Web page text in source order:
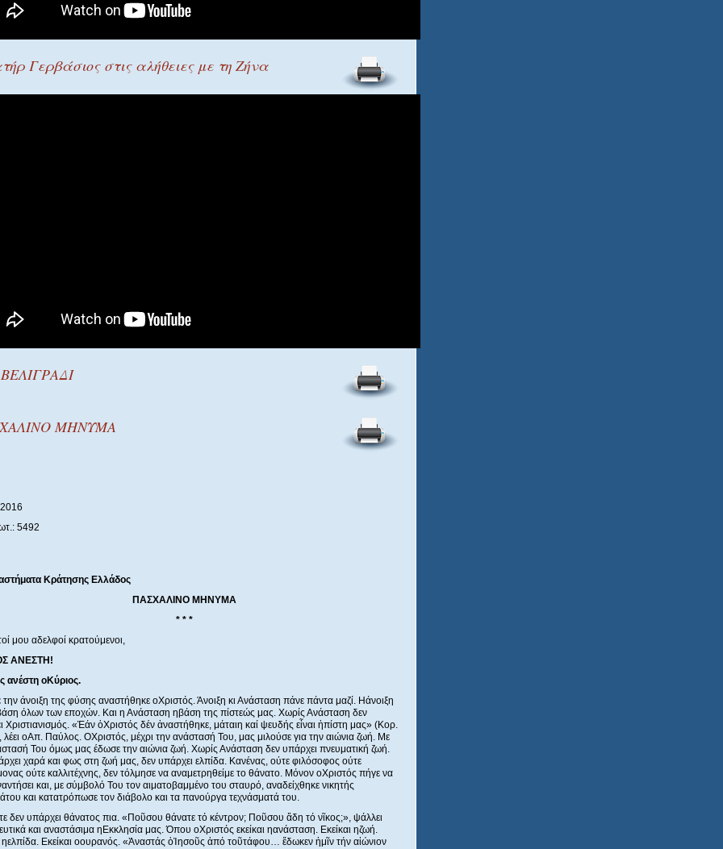
Γερβάσιος στις αλήθειες με τη Ζήνα
ΜΗΝΥΜΑ
5492
Κράτησης Ελλάδος
ΠΑΣΧΑΛΙΝΟ ΜΗΝΥΜΑ
* * *
μου αδελφοί κρατούμενοι,
ΑΝΕΣΤΗ!
ς ανέστη οΚύριος.
την άνοιξη της φύσης αναστήθηκε οΧριστός. Άνοιξη κι Ανάσταση πάνε πάντα μαζί. Ηάνοιξη
όλων των εποχών. Και η Ανάσταση ηβάση της πίστεώς μας. Χωρίς Ανάσταση δεν
Χριστιανισμός. «Ἐάν ὁΧριστός δέν ἀναστήθηκε, μάταιη καί ψευδής εἶναι ἡπίστη μας» (Κορ.
λέει οΑπ. Παύλος. ΟΧριστός, μέχρι την ανάστασή Του, μας μιλούσε για την αιώνια ζωή. Με
Του όμως μας έδωσε την αιώνια ζωή. Χωρίς Ανάσταση δεν υπάρχει πνευματική ζωή.
χαρά και φως στη ζωή μας, δεν υπάρχει ελπίδα. Κανένας, ούτε φιλόσοφος ούτε
ούτε καλλιτέχνης, δεν τόλμησε να αναμετρηθείμε το θάνατο. Μόνον οΧριστός πήγε να
και, με σύμβολό Του τον αιματοβαμμένο του σταυρό, αναδείχθηκε νικητής
και κατατρόπωσε τον διάβολο και τα πανούργα τεχνάσματά του.
δεν υπάρχει θάνατος πια. «Ποῦσου θάνατε τό κέντρον; Ποῦσου ἅδη τό νῖκος;», ψάλλει
και αναστάσιμα ηΕκκλησία μας. Όπου οΧριστός εκείκαι ηανάσταση. Εκείκαι ηζωή.
ηελπίδα. Εκείκαι οουρανός. «Ἀναστάς ὁἸησοῦς ἀπό τοῦτάφου… ἔδωκεν ἡμῖν τήν αἰώνιον